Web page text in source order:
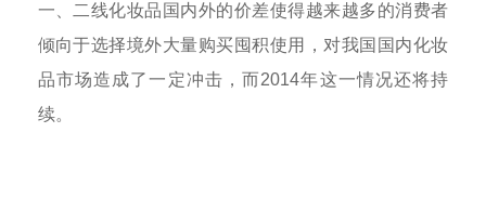
一、二线化妆品国内外的价差使得越来越多的消费者
倾向于选择境外大量购买囤积使用，对我国国内化妆
品市场造成了一定冲击，而2014年这一情况还将持
续。